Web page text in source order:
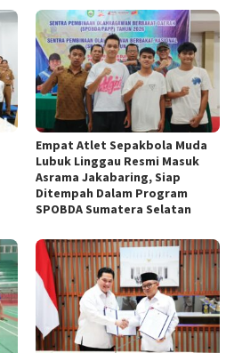
Empat Atlet Sepakbola Muda
Lubuk Linggau Resmi Masuk
Asrama Jakabaring, Siap
Ditempah Dalam Program
SPOBDA Sumatera Selatan